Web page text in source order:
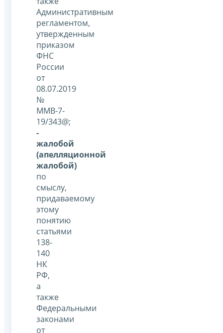
Административным
регламентом,
утвержденным
приказом
ФНС
России
от
08.07.2019
№
ММВ-7-
19/343@;
-
жалобой
(апелляционной
жалобой)
по
смыслу,
придаваемому
этому
понятию
статьями
138-
140
НК
РФ,
а
также
Федеральными
законами
от